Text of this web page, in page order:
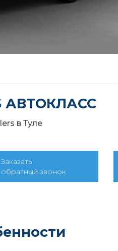
АВТОКЛАСС
в Туле
Заказать
обратный звонок